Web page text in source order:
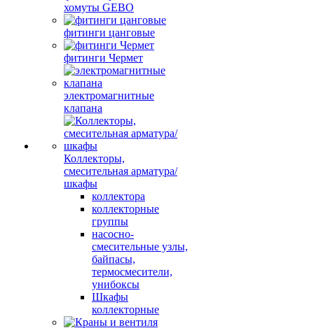
хомуты GEBO
фитинги цанговые
фитинги Чермет
электромагнитные
клапана
Коллекторы,
смесительная арматура/
шкафы
коллектора
коллекторные
группы
насосно-
смесительные узлы,
байпасы,
термосмесители,
унибоксы
Шкафы
коллекторные